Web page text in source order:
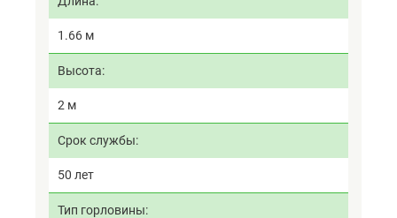
1.66 м
Высота
2 м
Срок службы
50 лет
Тип горловины